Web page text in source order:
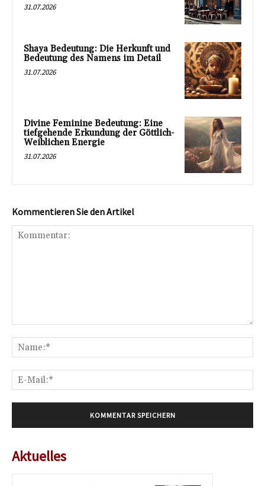
31.07.2026
Shaya Bedeutung: Die Herkunft und
Bedeutung des Namens im Detail
31.07.2026
Divine Feminine Bedeutung: Eine
tiefgehende Erkundung der Göttlich-
Weiblichen Energie
31.07.2026
Kommentieren Sie den Artikel
Aktuelles